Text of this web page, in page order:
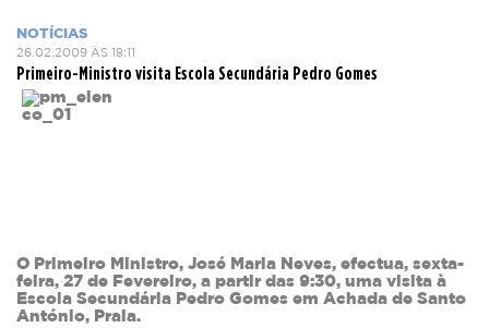
NOTÍCIAS
26.02.2009 ÀS 18:11
Primeiro-Ministro visita Escola Secundária Pedro Gomes
O Primeiro Ministro, José Maria Neves, efectua, sexta-
feira, 27 de Fevereiro, a partir das 9:30, uma visita à
Escola Secundária Pedro Gomes em Achada de Santo
António, Praia.